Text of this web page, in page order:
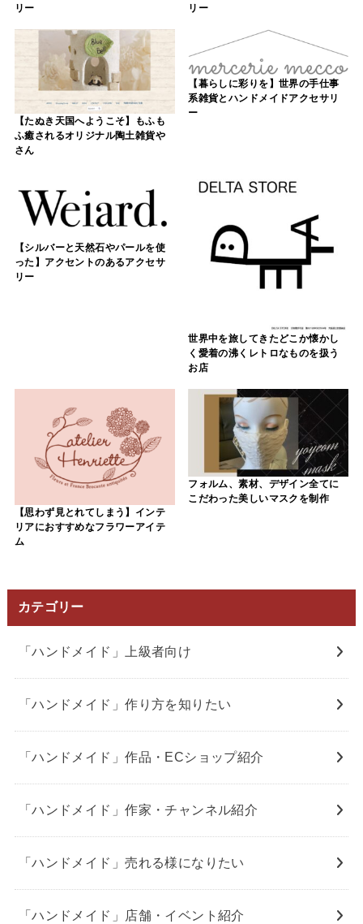
リー リー
【たぬき天国へようこそ】もふも
ふ癒されるオリジナル陶土雑貨や
さん
【暮らしに彩りを】世界の手仕事
系雑貨とハンドメイドアクセサリ
ー
【シルバーと天然石やパールを使
った】アクセントのあるアクセサ
リー
世界中を旅してきたどこか懐かし
く愛着の沸くレトロなものを扱う
お店
【思わず見とれてしまう】インテ
リアにおすすめなフラワーアイテ
ム
フォルム、素材、デザイン全てに
こだわった美しいマスクを制作
カテゴリー
「ハンドメイド」上級者向け
「ハンドメイド」作り方を知りたい
「ハンドメイド」作品・ECショップ紹介
「ハンドメイド」作家・チャンネル紹介
「ハンドメイド」売れる様になりたい
「ハンドメイド」店舗・イベント紹介